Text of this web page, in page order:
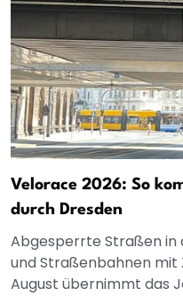
Velorace 2026: So
durch Dresden
Abgesperrte Straßen in
und Straßenbahnen mit
August übernimmt das